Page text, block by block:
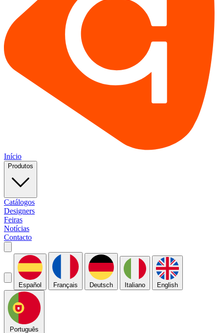
Início
Produtos
Catálogos
Designers
Feiras
Notícias
Contacto
Español Français Deutsch Italiano English
Português